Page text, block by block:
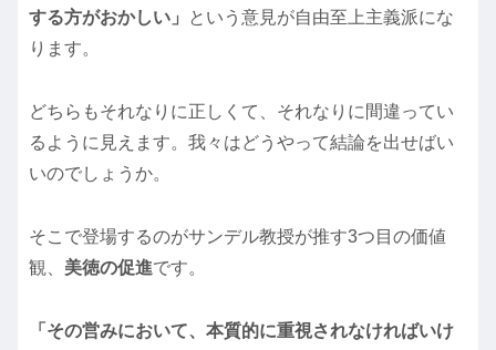
する方がおかしい」
という意見が自由至上主義派にな
ります。
どちらもそれなりに正しくて、それなりに間違ってい
るように見えます。我々はどうやって結論を出せばい
いのでしょうか。
そこで登場するのがサンデル教授が推す3つ目の価値
観、 美徳の促進です。
「その営みにおいて、本質的に重視されなければいけ